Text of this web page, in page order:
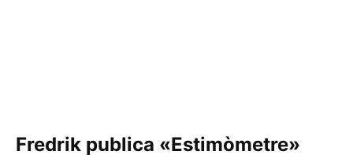
Fredrik publica «Estimòmetre»